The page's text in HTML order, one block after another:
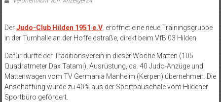
DerJudo-Club Hilden 1951 e.V. eröffnet eine neue Trainingsgruppe
in der Turnhalle an der Hoffeldstraße, direkt beim VfB 03 Hilden.
Dafür durfte der Traditionsverein in dieser Woche Matten (105
Quadratmeter Dax Tatami), Ausrüstung, ca. 40 Judo-Anzüge und
Mattenwagen vom TV Germania Manheim (Kerpen) übernehmen. Die
Anschaffung wurde zu 40% aus der Sportpauschale vom Hildener
Sportbüro gefördert.